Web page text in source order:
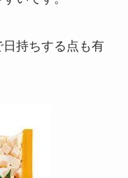
持ちする点も有